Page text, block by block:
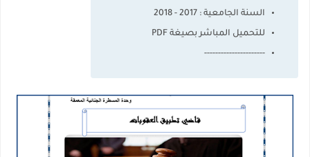
السنة الجامعية : 2017 - 2018
للتحميل المباشر بصيغة PDF
----------------------